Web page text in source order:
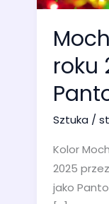
roku
Sztuka /
Kolor
2025
jako